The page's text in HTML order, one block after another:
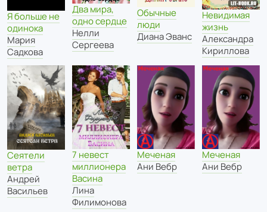
Я больше не
одинока
Мария
Садкова
Два мира,
одно сердце
Нелли
Сергеева
Обычные
люди
Диана Эванс
Невидимая
жизнь
Александра
Кириллова
Сеятели
ветра
Андрей
Васильев
7 невест
миллионера
Васина
Лина
Филимонова
Меченая
Ани Вебр
Меченая
Ани Вебр